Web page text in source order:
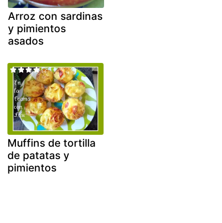
Arroz con sardinas
y pimientos
asados
Muffins de tortilla
de patatas y
pimientos